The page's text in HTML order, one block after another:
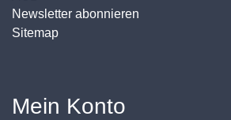
Newsletter abonnieren
Sitemap
Mein Konto